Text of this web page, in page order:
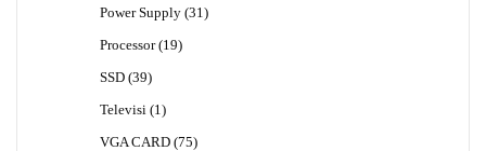
Power Supply 3131
Processor 1919
SSD 3939
Televisi 11
VGA CARD 7575